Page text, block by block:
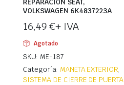
REPARACION SEAT,
VOLKSWAGEN 6K4837223A
16,49 €+ IVA
Agotado
SKU: ME-187
Categoría: MANETA EXTERIOR,
SISTEMA DE CIERRE DE PUERTA